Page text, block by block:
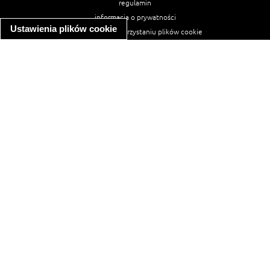
Ustawienia plików cookie
regulamin
informacja o prywatności
informacja o wykorzystaniu plików cookie